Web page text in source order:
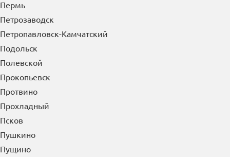
Павлово
Павловский Посад
Пенза
Первоуральск
Пересвет
Пермь
Петрозаводск
Петропавловск-Камчатский
Подольск
Полевской
Прокопьевск